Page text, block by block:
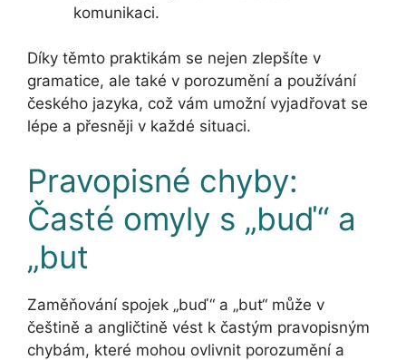
komunikaci.
Díky těmto praktikám se nejen zlepšíte v
gramatice, ale také v porozumění a používání
českého jazyka, což vám umožní vyjadřovat se
lépe a přesněji v každé situaci.
Pravopisné chyby:
Časté omyly s „buď“ a
„but
Zaměňování spojek „buď“ a „but“ může v
češtině a angličtině vést k častým pravopisným
chybám, které mohou ovlivnit porozumění a